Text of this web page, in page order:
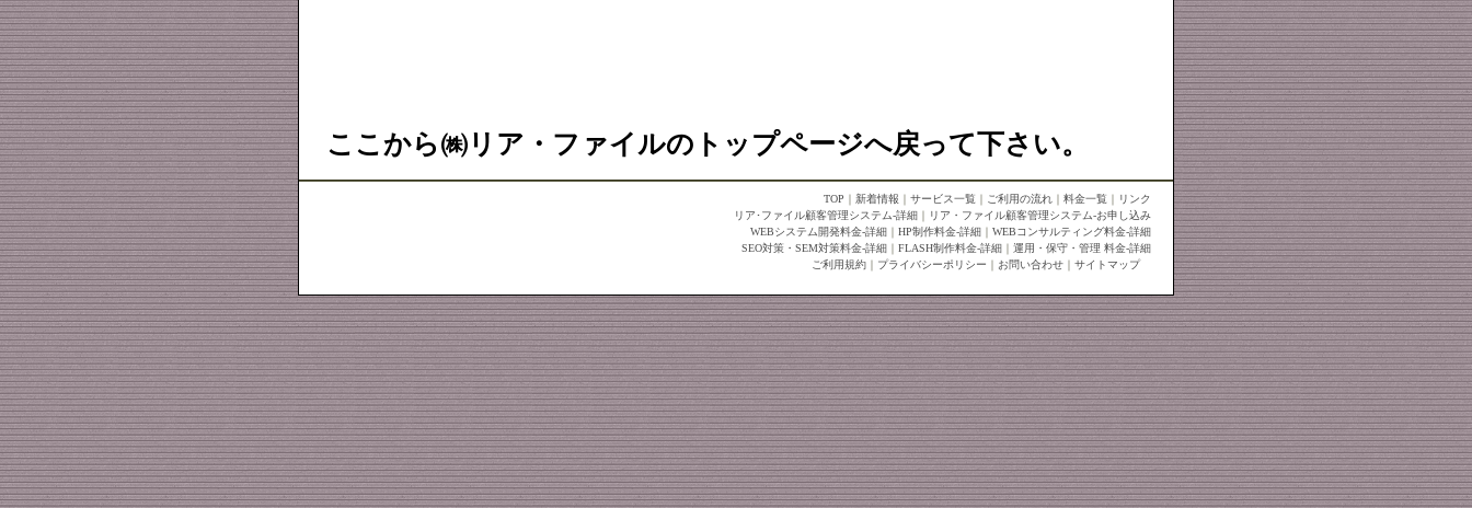
ここから㈱リア・ファイルのトップページへ戻って下さい。
TOP ｜ 新着情報 ｜ サービス一覧 ｜ ご利用の流れ ｜ 料金一覧 ｜ リンク
リア･ファイル顧客管理システム-詳細 ｜ リア・ファイル顧客管理システム-お申し込み
WEBシステム開発料金-詳細 ｜ HP制作料金-詳細 ｜ WEBコンサルティング料金-詳細
SEO対策・SEM対策料金-詳細 ｜ FLASH制作料金-詳細 ｜ 運用・保守・管理 料金-詳細
ご利用規約 ｜ プライバシーポリシー ｜ お問い合わせ ｜ サイトマップ